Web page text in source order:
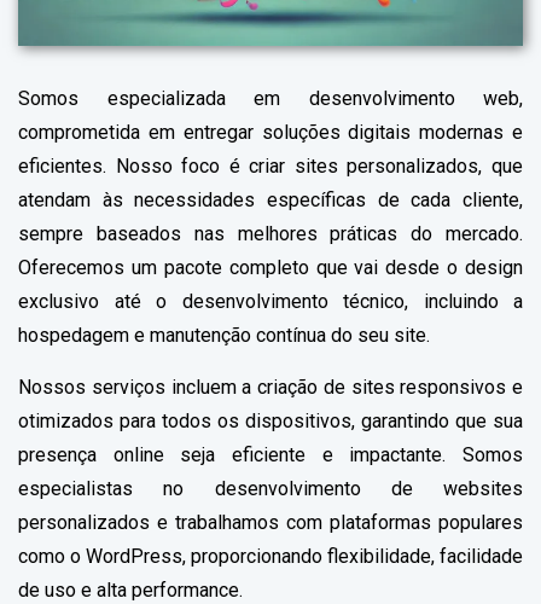
Somos especializada em desenvolvimento web,
comprometida em entregar soluções digitais modernas e
eficientes. Nosso foco é criar sites personalizados, que
atendam às necessidades específicas de cada cliente,
sempre baseados nas melhores práticas do mercado.
Oferecemos um pacote completo que vai desde o design
exclusivo até o desenvolvimento técnico, incluindo a
hospedagem e manutenção contínua do seu site.
Nossos serviços incluem a criação de sites responsivos e
otimizados para todos os dispositivos, garantindo que sua
presença online seja eficiente e impactante. Somos
especialistas no desenvolvimento de websites
personalizados e trabalhamos com plataformas populares
como o WordPress, proporcionando flexibilidade, facilidade
de uso e alta performance.